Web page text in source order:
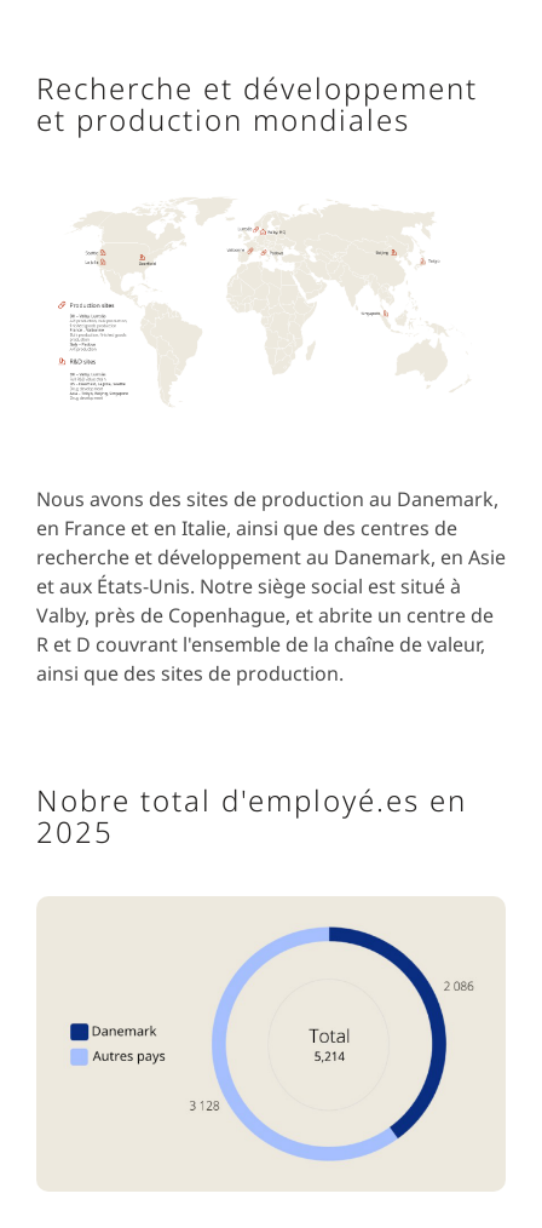
Recherche et développement
et production mondiales
Nous avons des sites de production au Danemark,
en France et en Italie, ainsi que des centres de
recherche et développement au Danemark, en Asie
et aux États-Unis. Notre siège social est situé à
Valby, près de Copenhague, et abrite un centre de
R et D couvrant l'ensemble de la chaîne de valeur,
ainsi que des sites de production.
Nobre total d'employé.es en
2025